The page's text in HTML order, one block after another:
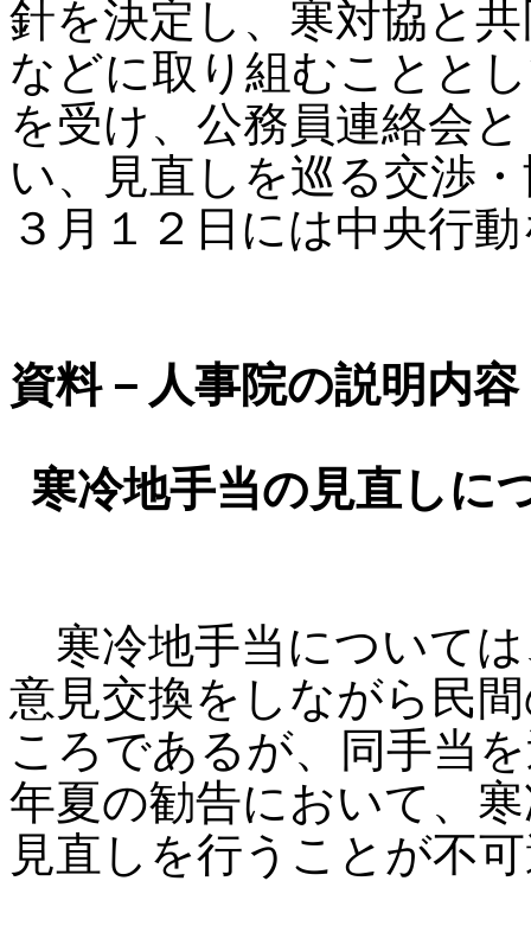
針を決定し、寒対協と
などに取り組むことと
を受け、公務員連絡会
い、見直しを巡る交渉
３月１２日には中央行
資料－人事院の説明内容
寒冷地手当の見直しに
寒冷地手当については
意見交換をしながら民
ころであるが、同手当
年夏の勧告において、
見直しを行うことが不